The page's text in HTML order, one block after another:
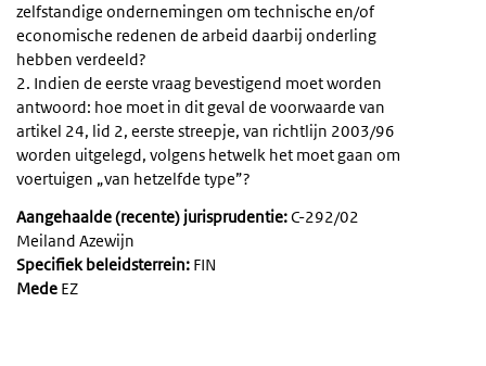
zelfstandige ondernemingen om technische en/of
economische redenen de arbeid daarbij onderling
hebben verdeeld?
2. Indien de eerste vraag bevestigend moet worden
antwoord: hoe moet in dit geval de voorwaarde van
artikel 24, lid 2, eerste streepje, van richtlijn 2003/96
worden uitgelegd, volgens hetwelk het moet gaan om
voertuigen „van hetzelfde type”?
Aangehaalde (recente) jurisprudentie:C-292/02
Meiland Azewijn
Specifiek beleidsterrein: FIN
Mede EZ